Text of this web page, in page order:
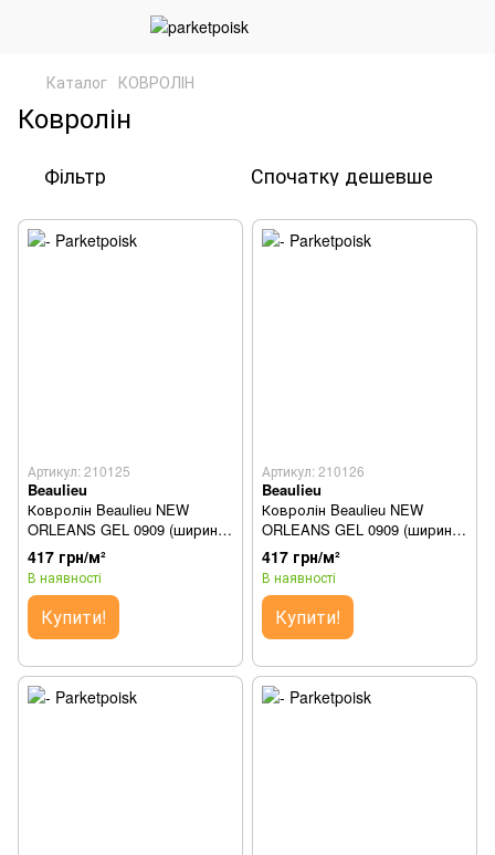
Каталог КОВРОЛІН
Ковролін
Фільтр Спочатку дешевше
Артикул: 210125
Beaulieu
Ковролін Beaulieu NEW
ORLEANS GEL 0909 (ширина
1м)
417 грн/м²
В наявності
Купити!
Артикул: 210126
Beaulieu
Ковролін Beaulieu NEW
ORLEANS GEL 0909 (ширина
2м)
417 грн/м²
В наявності
Купити!